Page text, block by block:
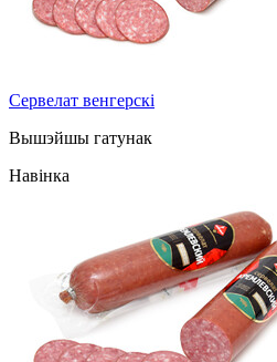
Сервелат венгерскі
Вышэйшы гатунак
Навінка